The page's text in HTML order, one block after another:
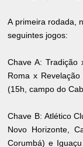
A primeira rodada,
seguintes jogos:
Chave A: Tradição
Roma x
(15h, campo do
Chave B: Atlético
Novo Horizonte,
Corumbá) e